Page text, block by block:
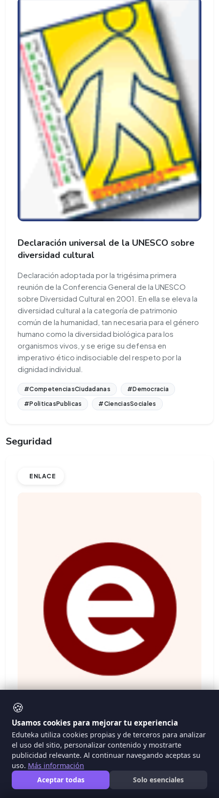
Declaración universal de la UNESCO sobre
diversidad cultural
Declaración adoptada por la trigésima primera
reunión de la Conferencia General de la UNESCO
sobre Diversidad Cultural en 2001. En ella se eleva la
diversidad cultural a la categoría de patrimonio
común de la humanidad, tan necesaria para el género
humano como la diversidad biológica para los
organismos vivos, y se erige su defensa en
imperativo ético indisociable del respeto por la
dignidad individual.
#CompetenciasCiudadanas
#Democracia
#PoliticasPublicas
#CienciasSociales
Seguridad
ENLACE
Internet Sano - República Dominicana
Campaña que busca contribuir a que niñas, niños y
adolescentes de República Dominicana naveguen en
el ciberespacio de manera segura y desarrollen el
🍪
Usamos cookies para mejorar tu experiencia
Eduteka utiliza cookies propias y de terceros para analizar
el uso del sitio, personalizar contenido y mostrarte
publicidad relevante. Al continuar navegando aceptas su
uso. Más información
Aceptar todas
Solo esenciales